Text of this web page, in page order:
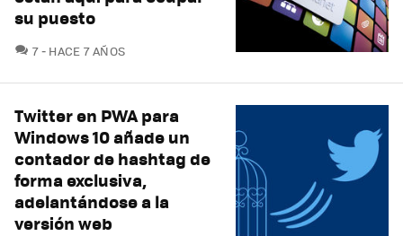
su puesto
7COMENTARIOS
HACE 7 AÑOS
Twitter en PWA para
Windows 10 añade un
contador de hashtag de
forma exclusiva,
adelantándose a la
versión web